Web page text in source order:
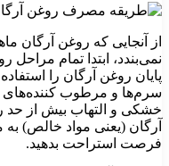
از آنجایی که روغن آرگان
نمی‌بندد، ابتدا تمام مراحل
پایان روغن آرگان را
سرم‌ها و مرطوب کننده‌های
خشکی و التهاب بیش از حد
آرگان (یعنی مواد خالص)
فرصت استراحت بدهید.